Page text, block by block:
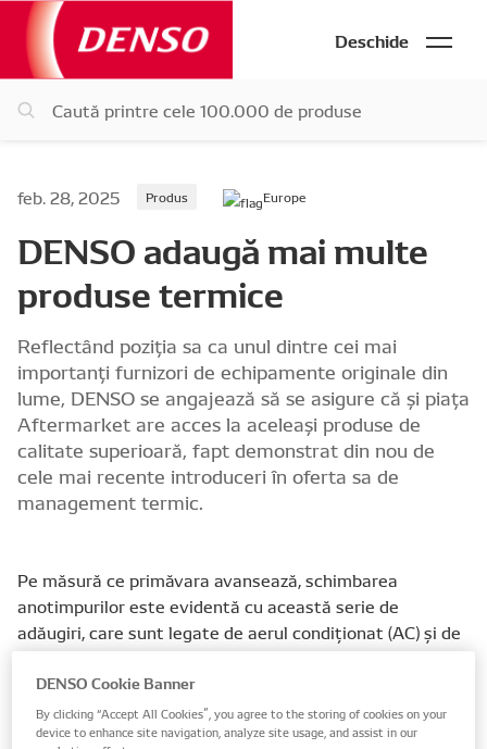
Deschide
feb. 28, 2025 Produs Europe
DENSO adaugă mai multe
produse termice
Reflectând poziția sa ca unul dintre cei mai
importanți furnizori de echipamente originale din
lume, DENSO se angajează să se asigure că și piața
Aftermarket are acces la aceleași produse de
calitate superioară, fapt demonstrat din nou de
cele mai recente introduceri în oferta sa de
management termic.
Pe măsură ce primăvara avansează, schimbarea
anotimpurilor este evidentă cu această serie de
adăugiri, care sunt legate de aerul condiționat (AC) și de
răcirea motorului și aduc în gama de Sisteme Termice
DENSO încă 32 de numere de piese pentru mai mult de
1.000 de aplicații pentru vehicule.
DENSO Cookie Banner
By clicking “Accept All Cookies”, you agree to the storing of cookies on your
device to enhance site navigation, analyze site usage, and assist in our